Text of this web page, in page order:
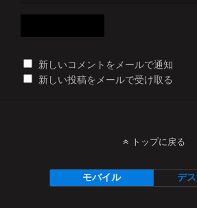
新しいコメントをメールで通知
新しい投稿をメールで受け取る
トップに戻る
モバイル デ